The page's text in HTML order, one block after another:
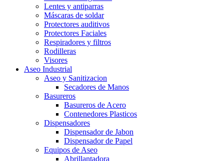
Lentes y antiparras
Máscaras de soldar
Protectores auditivos
Protectores Faciales
Respiradores y filtros
Rodilleras
Visores
Aseo Industrial
Aseo y Sanitizacion
Secadores de Manos
Basureros
Basureros de Acero
Contenedores Plasticos
Dispensadores
Dispensador de Jabon
Dispensador de Papel
Equipos de Aseo
Abrillantadora